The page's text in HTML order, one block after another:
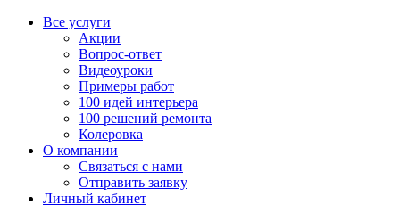
Все услуги
Акции
Вопрос-ответ
Видеоуроки
Примеры работ
100 идей интерьера
100 решений ремонта
Колеровка
О компании
Связаться с нами
Отправить заявку
Личный кабинет